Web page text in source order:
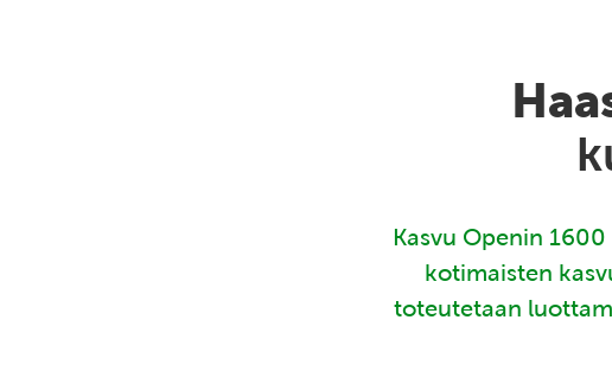
Kasvu Openin
kotimaisten
toteutetaan